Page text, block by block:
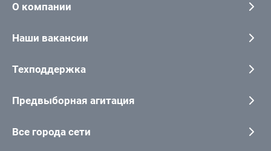
О компании
Наши вакансии
Техподдержка
Предвыборная агитация
Все города сети